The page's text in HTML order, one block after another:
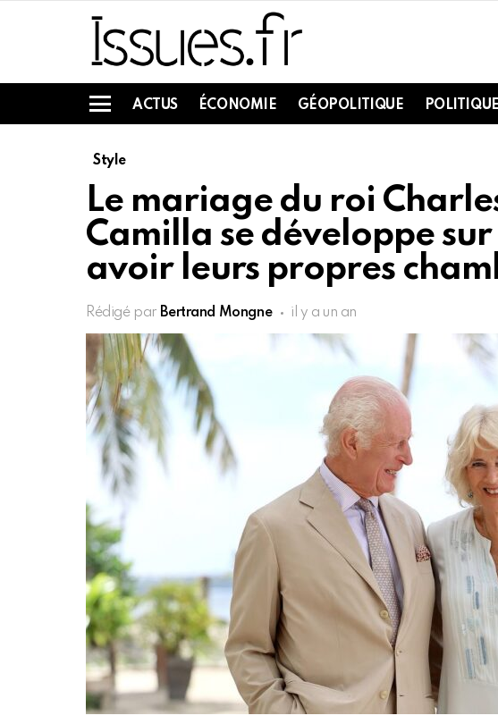
Menu
ACTUS ÉCONOMIE GÉOPOLITIQUE POLITIQUE
Style
Le mariage du roi
Camilla se développe
avoir leurs propres
Rédigé par Bertrand Mongne il y a un an